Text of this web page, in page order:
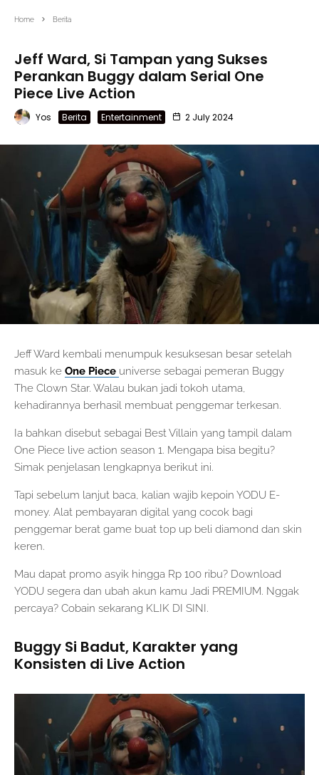
Home Berita
Jeff Ward, Si Tampan yang Sukses
Perankan Buggy dalam Serial One
Piece Live Action
Yos Berita Entertainment 2 July 2024
Jeff Ward kembali menumpuk kesuksesan besar setelah
masuk ke One Piece universe sebagai pemeran Buggy
The Clown Star. Walau bukan jadi tokoh utama,
kehadirannya berhasil membuat penggemar terkesan.
Ia bahkan disebut sebagai Best Villain yang tampil dalam
One Piece live action season 1. Mengapa bisa begitu?
Simak penjelasan lengkapnya berikut ini.
Tapi sebelum lanjut baca, kalian wajib kepoin YODU E-
money. Alat pembayaran digital yang cocok bagi
penggemar berat game buat top up beli diamond dan skin
keren.
Mau dapat promo asyik hingga Rp 100 ribu? Download
YODU segera dan ubah akun kamu Jadi PREMIUM. Nggak
percaya? Cobain sekarang KLIK DI SINI.
Buggy Si Badut, Karakter yang
Konsisten di Live Action